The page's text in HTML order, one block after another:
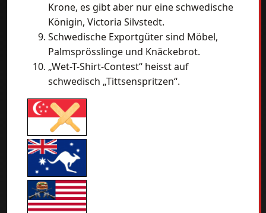
Krone, es gibt aber nur eine schwedische
Königin, Victoria Silvstedt.
Schwedische Exportgüter sind Möbel,
Palmsprösslinge und Knäckebrot.
„Wet-T-Shirt-Contest“ heisst auf
schwedisch „Tittsenspritzen“.